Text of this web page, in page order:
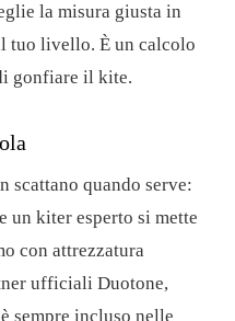
la misura giusta in
tuo livello. È un calcolo
gonfiare il kite.
scattano quando serve:
un kiter esperto si mette
con attrezzatura
ufficiali Duotone,
sempre incluso nelle